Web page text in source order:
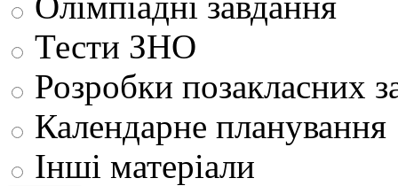
Тести ЗНО
Розробки позакласних
Календарне планування
Інші матеріали